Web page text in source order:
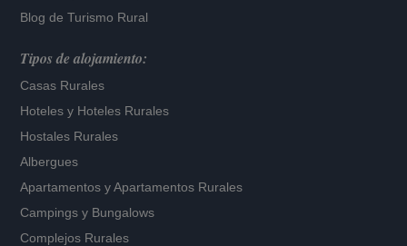
Blog de Turismo Rural
Tipos de alojamiento:
Casas Rurales
Hoteles y Hoteles Rurales
Hostales Rurales
Albergues
Apartamentos yApartamentos Rurales
Campings y Bungalows
Complejos Rurales